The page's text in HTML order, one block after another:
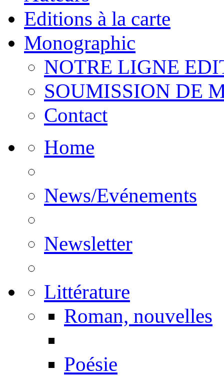
Editions à la carte
Monographic
NOTRE LIGNE
SOUMISSION DE
Contact
Home
News/Evénements
Newsletter
Littérature
Roman, nouvelles
Poésie